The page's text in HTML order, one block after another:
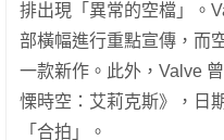
排出現「異常的空檔」。
部橫幅進行重點宣傳，而
一款新作。此外，Valve
慄時空：艾莉克斯》，日
「合拍」。